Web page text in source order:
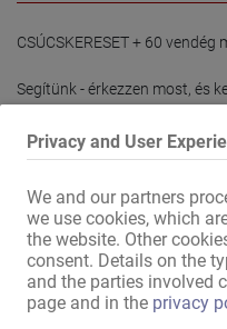
Privacy and User
We and our partners
we use cookies, which
the website. Other
consent. Details on the
and the parties involved
page and in the privacy
CSÚCSKERESET + 60 vendég
Segítünk - érkezzen most, és
Hölgyeket időpontfoglalásra,
vágyókat is szívesen látunk.
Hölgyeket csak hétvégére is
Román, bolgár, lengyel,
szívesen látunk!!